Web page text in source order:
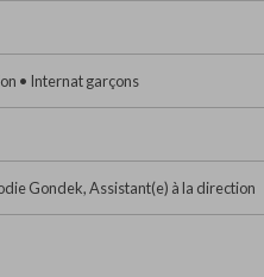
• Internat garçons
Gondek, Assistant(e) à la direction